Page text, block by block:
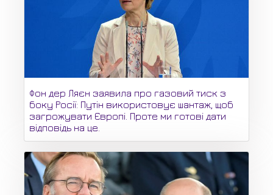
Фон дер Ляєн заявила про газовий тиск з
боку Росії: Путін використовує шантаж, щоб
загрожувати Європі. Проте ми готові дати
відповідь на це.